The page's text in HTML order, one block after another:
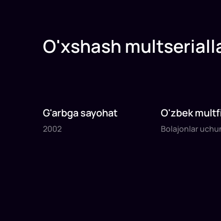
O'xshash
2002
20
G'arbga sayohat
2002
Bolajonlar uchun
19daq
O'zbek
Bolajonlar